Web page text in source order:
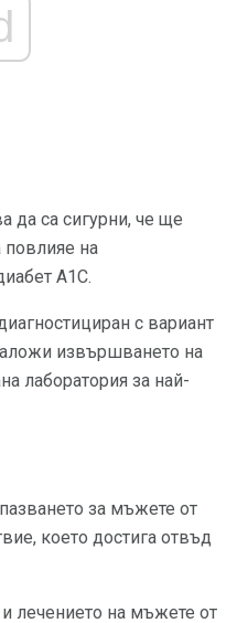
да са сигурни, че ще
повлияе на
А1С.
с вариант
извършването на
лаборатория за най-
за мъжете от
което достига отвъд
лечението на мъжете от